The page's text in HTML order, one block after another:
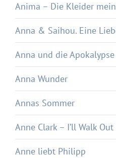
Anima – Die Kleider
Anna & Saihou. Eine
Anna und die Apokalypse
Anna Wunder
Annas Sommer
Anne Clark – I’ll Walk
Anne liebt Philipp